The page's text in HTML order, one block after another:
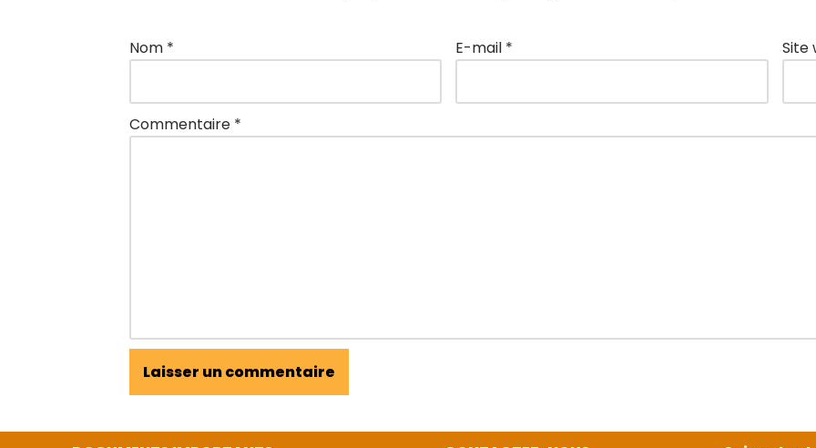
Nom * E-mail * Site
Commentaire *